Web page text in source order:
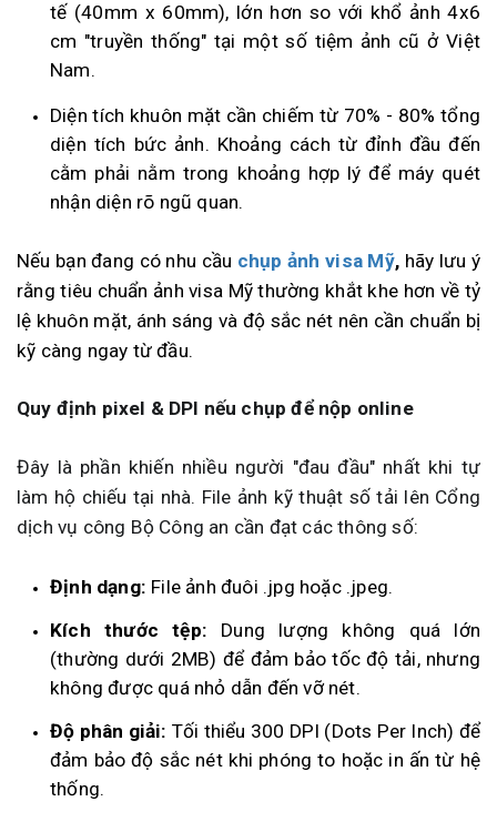
tế (40mm x 60mm), lớn hơn so với khổ ảnh 4x6
cm "truyền thống" tại một số tiệm ảnh cũ ở Việt
Nam.
Diện tích khuôn mặt cần chiếm từ 70% - 80% tổng
diện tích bức ảnh. Khoảng cách từ đỉnh đầu đến
cằm phải nằm trong khoảng hợp lý để máy quét
nhận diện rõ ngũ quan.
Nếu bạn đang có nhu cầu chụp ảnh visa Mỹ, hãy lưu ý
rằng tiêu chuẩn ảnh visa Mỹ thường khắt khe hơn về tỷ
lệ khuôn mặt, ánh sáng và độ sắc nét nên cần chuẩn bị
kỹ càng ngay từ đầu.
Quy định pixel & DPI nếu chụp để nộp online
Đây là phần khiến nhiều người "đau đầu" nhất khi tự
làm hộ chiếu tại nhà. File ảnh kỹ thuật số tải lên Cổng
dịch vụ công Bộ Công an cần đạt các thông số:
Định dạng: File ảnh đuôi .jpg hoặc .jpeg.
Kích thước tệp: Dung lượng không quá lớn
(thường dưới 2MB) để đảm bảo tốc độ tải, nhưng
không được quá nhỏ dẫn đến vỡ nét.
Độ phân giải: Tối thiểu 300 DPI (Dots Per Inch) để
đảm bảo độ sắc nét khi phóng to hoặc in ấn từ hệ
thống.